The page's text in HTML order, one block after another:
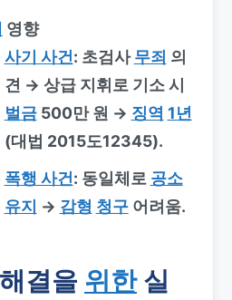
영향
사기 사건: 초검사무죄 의
견 → 상급 지휘로 기소 시
벌금500만 원 → 징역 1년
(대법 2015도12345).
폭행 사건: 동일체로 공소
유지 → 감형 청구어려움.
결을 위한실